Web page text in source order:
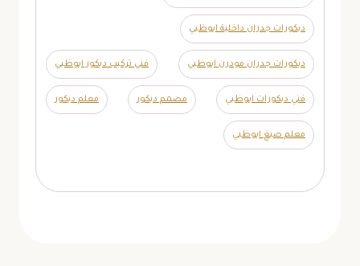
ديكورات جدران داخلية ابوظبي
ديكورات جدران مودرن ابوظبي فني تركيب ديكور ابوظبي
فني ديكورات ابوظبي مصمم ديكور معلم ديكور
معلم صبغ ابوظبي